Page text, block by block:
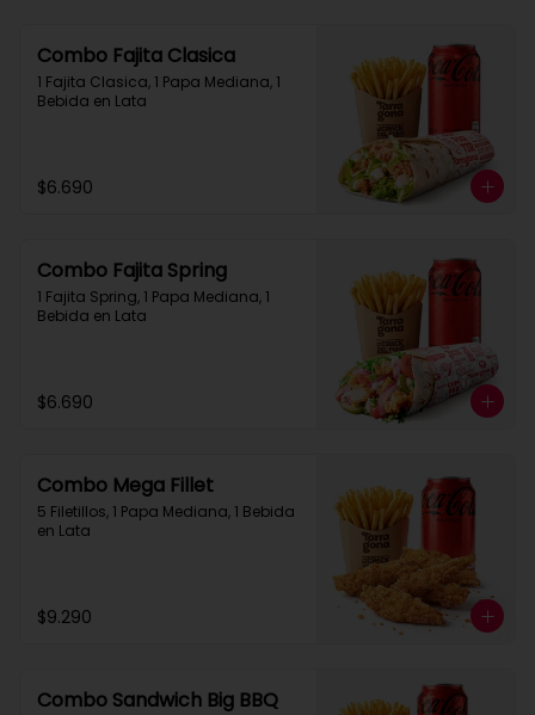
Combo Fajita Clasica
1 Fajita Clasica, 1 Papa Mediana, 1
Bebida en Lata
$6.690
Combo Fajita Spring
1 Fajita Spring, 1 Papa Mediana, 1
Bebida en Lata
$6.690
Combo Mega Fillet
5 Filetillos, 1 Papa Mediana, 1 Bebida
en Lata
$9.290
Combo Sandwich Big BBQ